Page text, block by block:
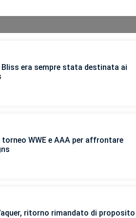
Bliss era sempre stata destinata ai
WWE e AAA per affrontare
ritorno rimandato di proposito